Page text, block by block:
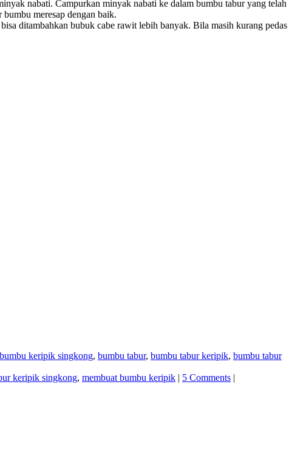
nabati. Campurkan minyak nabati ke dalam bumbu tabur yang telah
meresap dengan baik.
ditambahkan bubuk cabe rawit lebih banyak. Bila masih kurang pedas
bumbu keripik singkong, bumbu tabur, bumbu tabur keripik, bumbu tabur
keripik singkong, membuat bumbu keripik | 5 Comments |